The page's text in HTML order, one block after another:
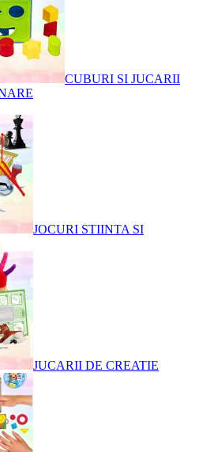
CUBURI SI JUCARII
JOCURI STIINTA SI
JUCARII DE CREATIE